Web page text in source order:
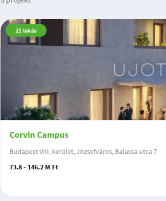
21lakás
Corvin Campus
Budapest VIII. kerület, Józsefváros, Balassa utca 7
73.8 - 146.2 M Ft